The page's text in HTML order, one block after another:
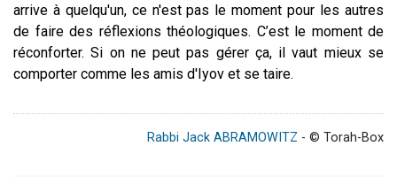
arrive à quelqu'un, ce n'est pas le moment pour les autres
de faire des réflexions théologiques. C’est le moment de
réconforter. Si on ne peut pas gérer ça, il vaut mieux se
comporter comme les amis d'Iyov et se taire.
Rabbi Jack ABRAMOWITZ - © Torah-Box